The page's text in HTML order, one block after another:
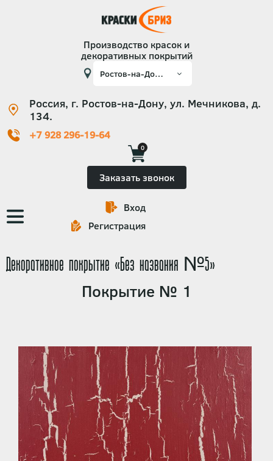
Производство красок и
декоративных покрытий
Россия, г. Ростов-на-Дону, ул. Мечникова, д.
134.
+7 928 296-19-64
0
Заказать звонок
Основная
навигация
Вход
Регистрация
Декоративное покрытие «Без названия №5»
Покрытие № 1